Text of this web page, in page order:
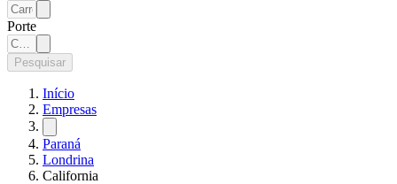
Porte
Pesquisar
Início
Empresas
Paraná
Londrina
California